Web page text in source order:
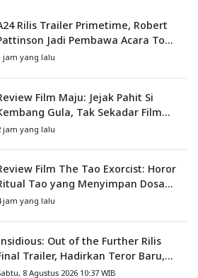
Rilis Trailer Primetime, Robert
Jadi Pembawa Acara To
a Predator
jam yang lalu
Film Maju: Jejak Pahit Si
Gula, Tak Sekadar Film
Anak
jam yang lalu
Film The Tao Exorcist: Horor
Tao yang Menyimpan Dosa
Lalu
jam yang lalu
Out of the Further Rilis
Trailer, Hadirkan Teror Baru,
Kini Masuk ke Dunia Manusia
8 Agustus 2026 10:37 WIB